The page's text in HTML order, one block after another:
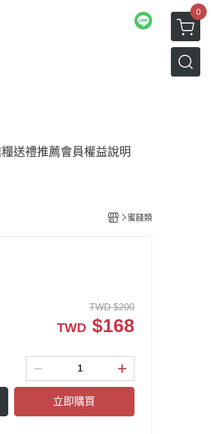
0
送禮推薦會員權益說明
蜜餞類
TWD $200
TWD $168
立即購買